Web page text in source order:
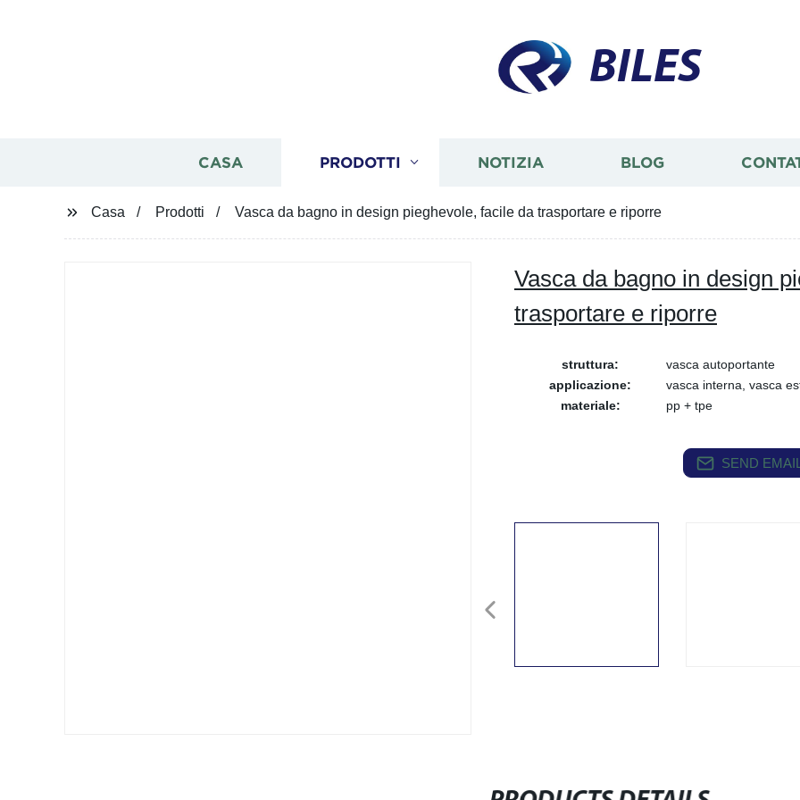
BILES
CASA PRODOTTI NOTIZIA BLOG
Casa Prodotti Vasca da bagno in design pieghevole, facile da trasportare e riporre
Vasca da bagno in design
trasportare e riporre
struttura:
vasca autoportante
applicazione:
vasca interna, vasca
materiale:
pp + tpe
SEND